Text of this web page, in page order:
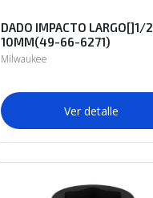
DADO IMPACTO LARGO[]1/2
10MM(49-66-6271)
Milwaukee
Ver detalle